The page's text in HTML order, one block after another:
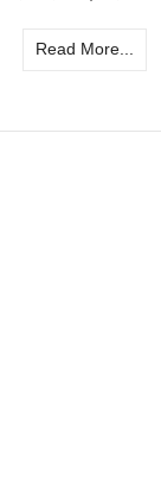
Read More...